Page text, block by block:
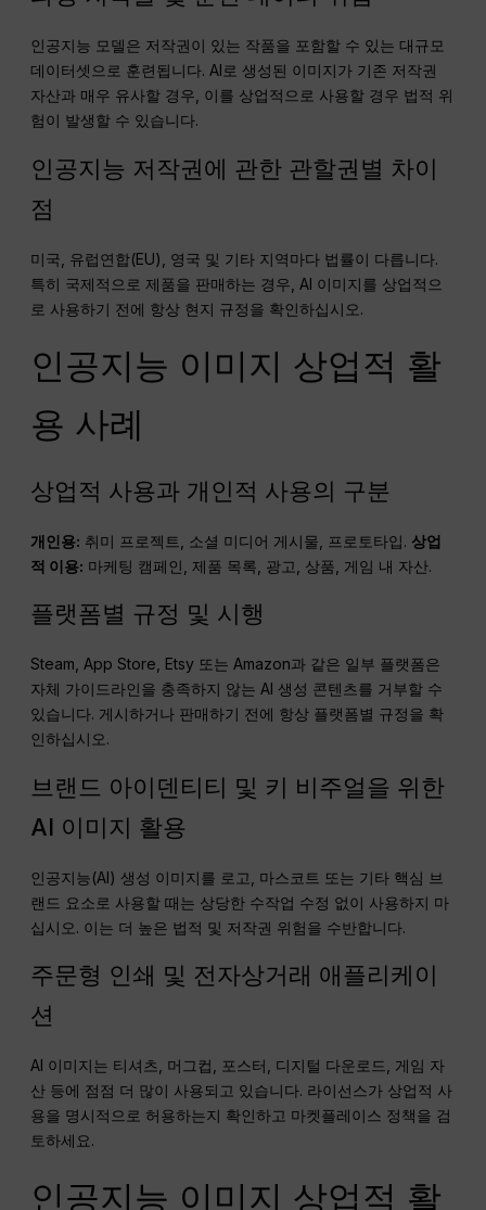
인공지능 모델은 저작권이 있는 작품을 포함할 수 있는 대규모
데이터셋으로 훈련됩니다. AI로 생성된 이미지가 기존 저작권
자산과 매우 유사할 경우, 이를 상업적으로 사용할 경우 법적 위
험이 발생할 수 있습니다.
인공지능 저작권에 관한 관할권별 차이
점
미국, 유럽연합(EU), 영국 및 기타 지역마다 법률이 다릅니다.
특히 국제적으로 제품을 판매하는 경우, AI 이미지를 상업적으
로 사용하기 전에 항상 현지 규정을 확인하십시오.
인공지능 이미지 상업적 활
용 사례
상업적 사용과 개인적 사용의 구분
개인용: 취미 프로젝트, 소셜 미디어 게시물, 프로토타입.상업
적 이용: 마케팅 캠페인, 제품 목록, 광고, 상품, 게임 내 자산.
플랫폼별 규정 및 시행
Steam, App Store, Etsy 또는 Amazon과 같은 일부 플랫폼은
자체 가이드라인을 충족하지 않는 AI 생성 콘텐츠를 거부할 수
있습니다. 게시하거나 판매하기 전에 항상 플랫폼별 규정을 확
인하십시오.
브랜드 아이덴티티 및 키 비주얼을 위한
AI 이미지 활용
인공지능(AI) 생성 이미지를 로고, 마스코트 또는 기타 핵심 브
랜드 요소로 사용할 때는 상당한 수작업 수정 없이 사용하지 마
십시오. 이는 더 높은 법적 및 저작권 위험을 수반합니다.
주문형 인쇄 및 전자상거래 애플리케이
션
AI 이미지는 티셔츠, 머그컵, 포스터, 디지털 다운로드, 게임 자
산 등에 점점 더 많이 사용되고 있습니다. 라이선스가 상업적 사
용을 명시적으로 허용하는지 확인하고 마켓플레이스 정책을 검
토하세요.
인공지능 이미지 상업적 활